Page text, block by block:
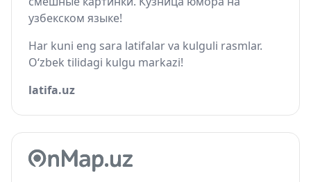
узбекском языке!
Har kuni eng sara latifalar va kulguli rasmlar.
O‘zbek tilidagi kulgu markazi!
latifa.uz